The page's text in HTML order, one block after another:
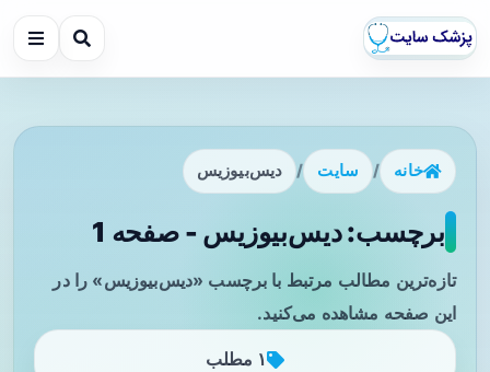
خانه / سایت / دیس‌بیوزیس
برچسب: دیس‌بیوزیس - صفحه 1
تازه‌ترین مطالب مرتبط با برچسب «دیس‌بیوزیس» را در
این صفحه مشاهده می‌کنید.
۱ مطلب